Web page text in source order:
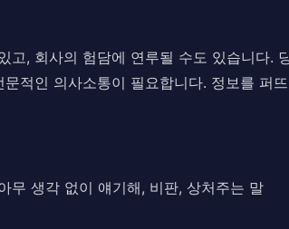
, 회사의 험담에 연루될 수도 있습니다.
적인 의사소통이 필요합니다. 정보를 퍼
무 생각 없이 얘기해, 비판, 상처주는 말